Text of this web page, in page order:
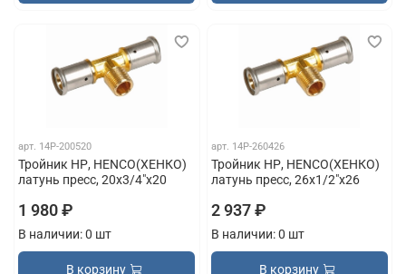
арт. 14P-200520
Тройник НР, HENCO(ХЕНКО)
латунь пресс, 20x3/4"x20
1 980 ₽
В наличии: 0 шт
В корзину
арт. 14P-260426
Тройник НР, HENCO(ХЕНКО)
латунь пресс, 26x1/2"x26
2 937 ₽
В наличии: 0 шт
В корзину